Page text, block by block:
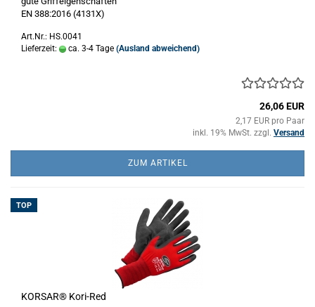
EN 388:2016 (4131X)
Art.Nr.: HS.0041
Lieferzeit:
ca. 3-4 Tage (Ausland abweichend)
26,06 EUR
2,17 EUR pro Paar
inkl. 19% MwSt. zzgl. Versand
ZUM ARTIKEL
TOP
KORSAR® Kori-Red